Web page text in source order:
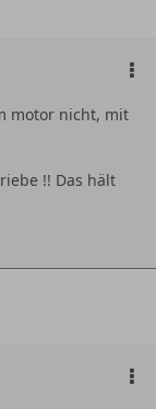
motor nicht, mit
!! Das hält